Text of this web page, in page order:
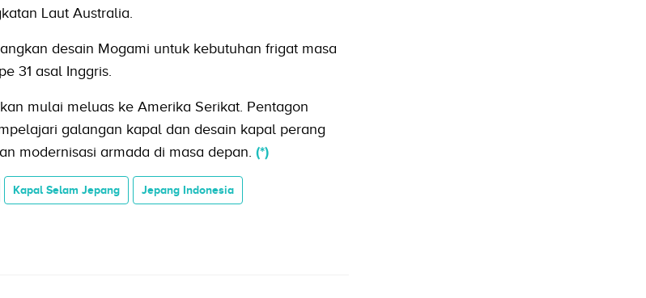
Laut Australia.
desain Mogami untuk kebutuhan frigat masa
31 asal Inggris.
mulai meluas ke Amerika Serikat. Pentagon
galangan kapal dan desain kapal perang
modernisasi armada di masa depan. (*)
Kapal Selam Jepang Jepang Indonesia